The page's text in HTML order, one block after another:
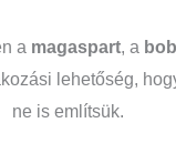
a magaspart, a
lehetőség,
ne is említsük.